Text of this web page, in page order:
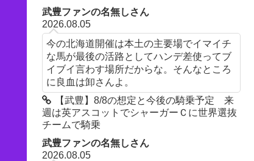
武豊ファンの名無しさん
2026.08.05
今の北海道開催は本土の主要場でイマイチ
な馬が最後の活路としてハンデ差使ってブ
イブイ言わす場所だからな。そんなところ
に良血は卸さんよ。
【武豊】8/8の想定と今後の騎乗予定 来
週は英アスコットでシャーガーＣに世界選抜
チームで騎乗
武豊ファンの名無しさん
2026.08.05